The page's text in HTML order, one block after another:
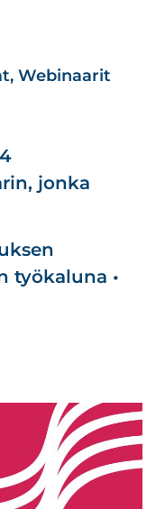
, Webinaarit
jonka
työkaluna •